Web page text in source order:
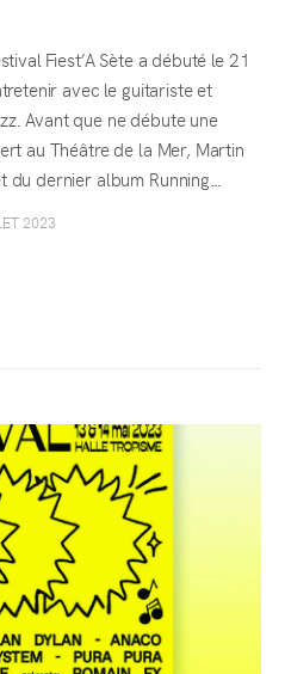
Fiest’A Sète a débuté le 21
avec le guitariste et
Avant que ne débute une
au Théâtre de la Mer, Martin
dernier album Running…
2023